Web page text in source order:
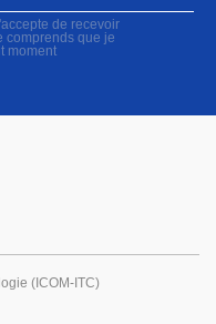
de recevoir
comprends que je
moment
(ICOM-ITC)